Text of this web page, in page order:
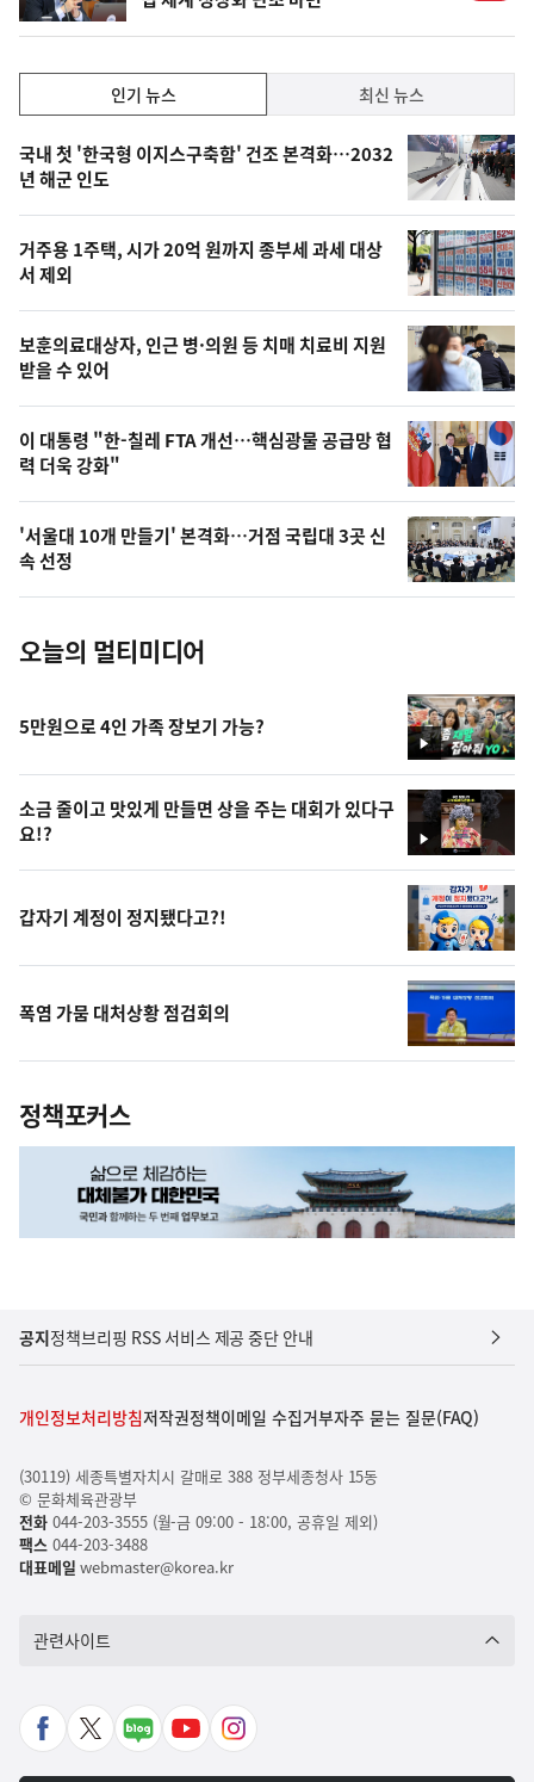
기,
최
신,
오
늘
의
영
상
오
늘
의
사
진
인기 뉴스 최신 뉴스
기
뉴
스
국내 첫 '한국형 이지스구축함' 건조 본격화…2032
년 해군 인도
거주용 1주택, 시가 20억 원까지 종부세 과세 대상
서 제외
보훈의료대상자, 인근 병·의원 등 치매 치료비 지원
받을 수 있어
이 대통령 "한-칠레 FTA 개선…핵심광물 공급망 협
력 더욱 강화"
'서울대 10개 만들기' 본격화…거점 국립대 3곳 신
속 선정
오늘의 멀티미디어
영
상
5만원으로 4인 가족 장보기 가능?
영
상
소금 줄이고 맛있게 만들면 상을 주는 대회가 있다구
요!?
갑자기 계정이 정지됐다고?!
폭염 가뭄 대처상황 점검회의
정책포커스
공지정책브리핑 RSS 서비스 제공 중단 안내
개인정보처리방침저작권정책이메일 수집거부자주 묻는 질문(FAQ)
(30119) 세종특별자치시 갈매로 388 정부세종청사 15동
© 문화체육관광부
전화044-203-3555 (월-금 09:00 - 18:00, 공휴일 제외)
팩스044-203-3488
대표메일 webmaster@korea.kr
관련사이트
페
X
네
유
인